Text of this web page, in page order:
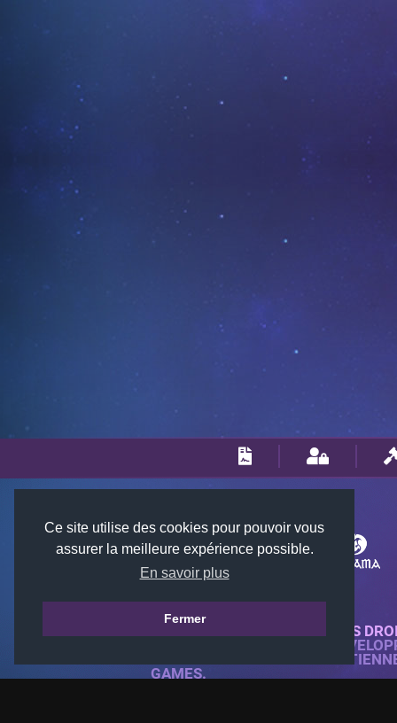
Ce site utilise des cookies pour pouvoir vous
assurer la meilleure expérience possible.
En savoir plus
Fermer
© 2018-2026 KTARENA. TOUS
SITE WEB ENTIÈREMENT
TOUTES LES IMAGES
GAMES.